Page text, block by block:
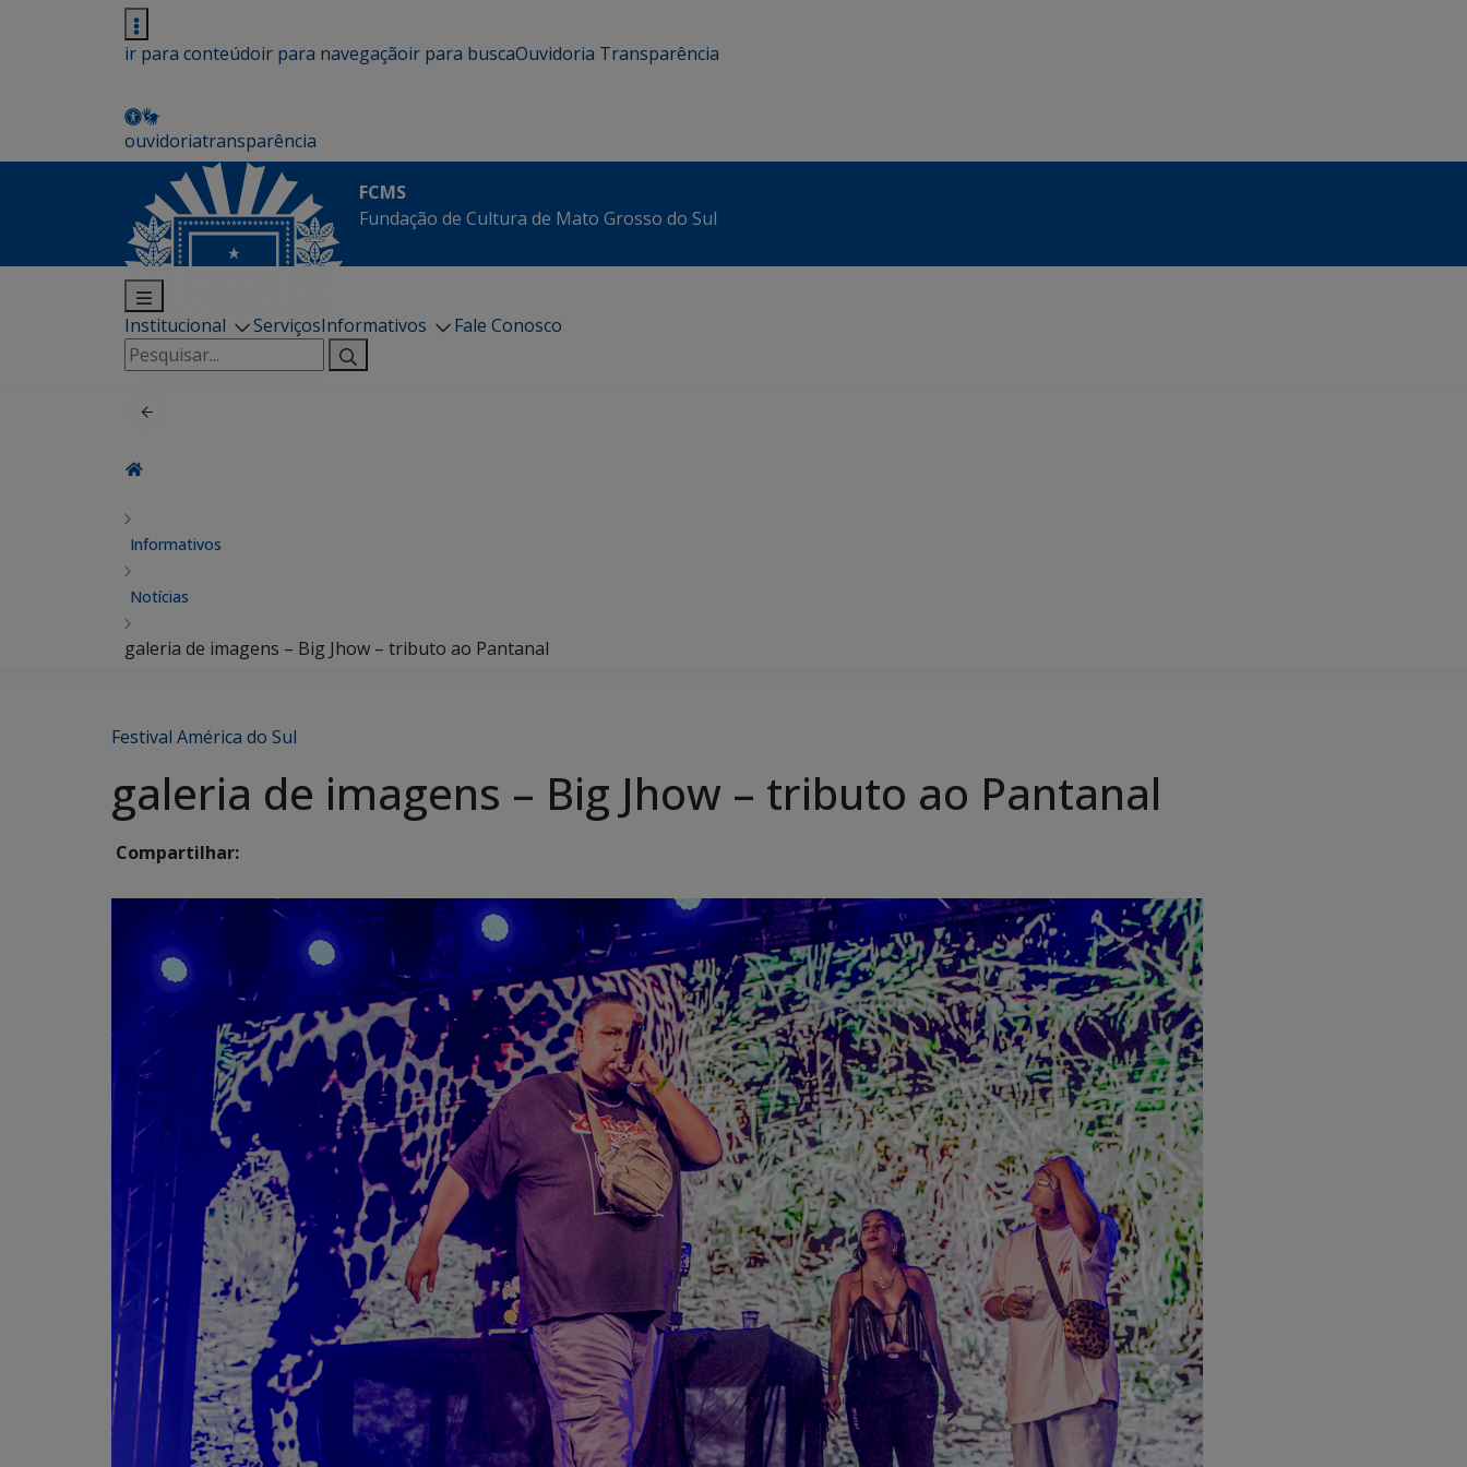
ir para conteúdoir para navegaçãoir para buscaOuvidoria Transparência
ouvidoriatransparência
FCMS
Fundação de Cultura de Mato Grosso do Sul
Institucional ServiçosInformativos
Fale Conosco
Pesquisar
por:
Informativos
Notícias
galeria de imagens – Big Jhow – tributo ao Pantanal
Festival América do Sul
galeria de imagens – Big Jhow – tributo ao Pantanal
Compartilhar: